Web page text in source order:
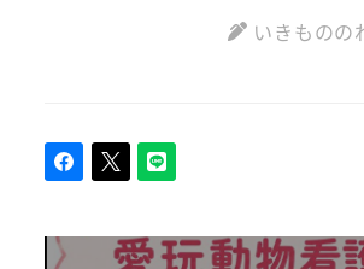
いきものの